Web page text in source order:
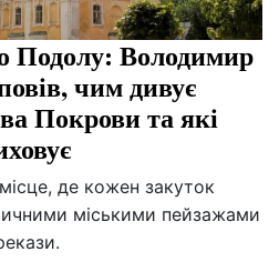
Подолу: Володимир
чим дивує
Покрови та які
де кожен закуток
міськими пейзажами